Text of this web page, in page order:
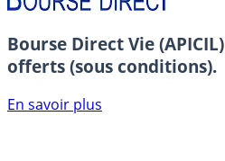
Bourse Direct Vie (APICIL)
offerts (sous conditions).
En savoir plus